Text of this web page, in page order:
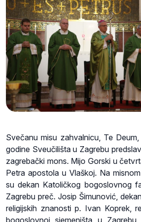
Svečanu misu zahvalnicu, Te
godine Sveučilišta u Zagrebu
zagrebački mons. Mijo Gorski u
Petra apostola u Vlaškoj. Na
su dekan Katoličkog bogoslovnog
Zagrebu preč. Josip Šimunović,
religijskih znanosti p. Ivan Koprek,
bogoslovnoj sjemeništa u Zagrebu